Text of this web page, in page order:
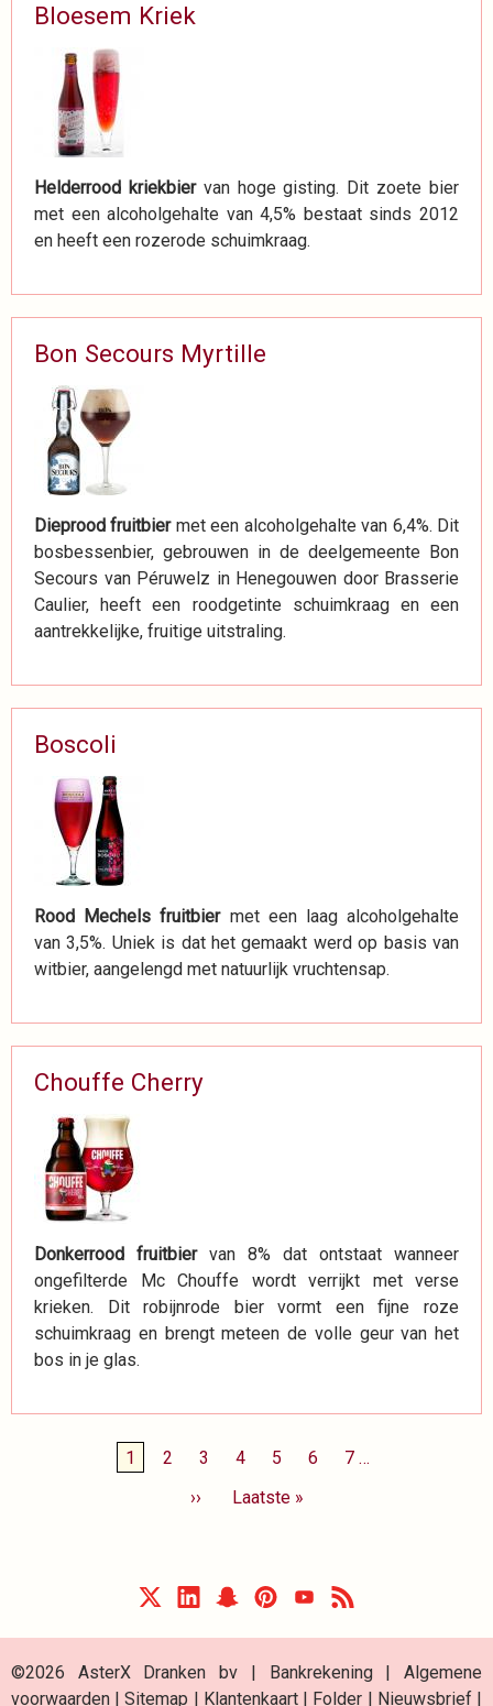
Bloesem Kriek
Helderrood kriekbiervan hoge gisting. Dit zoete bier
met een alcoholgehalte van 4,5% bestaat sinds 2012
en heeft een rozerode schuimkraag.
Bon Secours Myrtille
Dieprood fruitbiermet een alcoholgehalte van 6,4%. Dit
bosbessenbier, gebrouwen in de deelgemeente Bon
Secours van Péruwelz in Henegouwen door Brasserie
Caulier, heeft een roodgetinte schuimkraag en een
aantrekkelijke, fruitige uitstraling.
Boscoli
Rood Mechels fruitbiermet een laag alcoholgehalte
van 3,5%. Uniek is dat het gemaakt werd op basis van
witbier, aangelengd met natuurlijk vruchtensap.
Chouffe Cherry
Donkerrood fruitbiervan 8% dat ontstaat wanneer
ongefilterde Mc Chouffe wordt verrijkt met verse
krieken. Dit robijnrode bier vormt een fijne roze
schuimkraag en brengt meteen de volle geur van het
bos in je glas.
Huidige
1 Page
2 Page
3 Page
4 Page
5 Page
6 Page
7 …
Volgende
››
Laatste
Laatste »
©2026 AsterX Dranken bv | Bankrekening|Algemene
voorwaarden |Sitemap | Klantenkaart| Folder | Nieuwsbrief|